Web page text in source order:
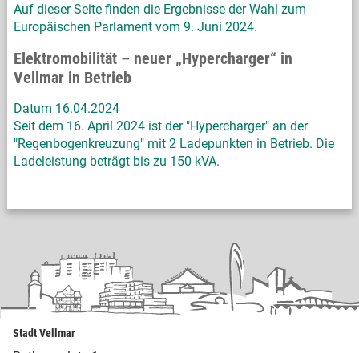
Auf dieser Seite finden die Ergebnisse der Wahl zum
Europäischen Parlament vom 9. Juni 2024.
Elektromobilität – neuer „Hypercharger“ in
Vellmar in Betrieb
Datum 16.04.2024
Seit dem 16. April 2024 ist der "Hypercharger" an der
"Regenbogenkreuzung" mit 2 Ladepunkten in Betrieb. Die
Ladeleistung beträgt bis zu 150 kVA.
Stadt Vellmar